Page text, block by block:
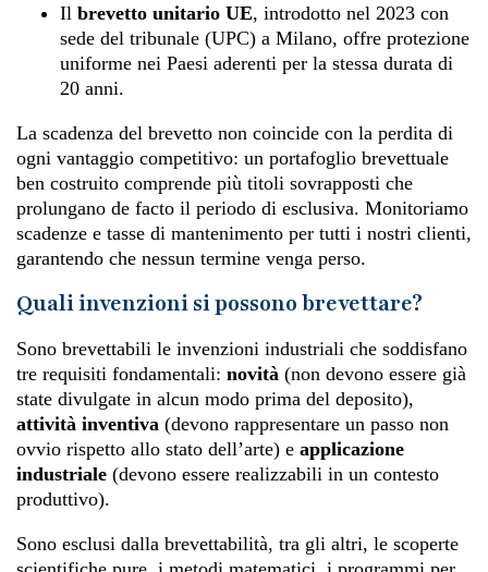
Il brevetto unitario UE, introdotto nel 2023 con
sede del tribunale (UPC) a Milano, offre protezione
uniforme nei Paesi aderenti per la stessa durata di
20 anni.
La scadenza del brevetto non coincide con la perdita di
ogni vantaggio competitivo: un portafoglio brevettuale
ben costruito comprende più titoli sovrapposti che
prolungano de facto il periodo di esclusiva. Monitoriamo
scadenze e tasse di mantenimento per tutti i nostri clienti,
garantendo che nessun termine venga perso.
Quali invenzioni si possono brevettare?
Sono brevettabili le invenzioni industriali che soddisfano
tre requisiti fondamentali: novità (non devono essere già
state divulgate in alcun modo prima del deposito),
attività inventiva (devono rappresentare un passo non
ovvio rispetto allo stato dell’arte) e applicazione
industriale (devono essere realizzabili in un contesto
produttivo).
Sono esclusi dalla brevettabilità, tra gli altri, le scoperte